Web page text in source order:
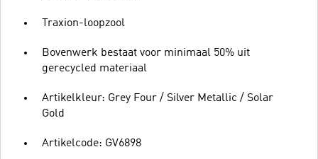
Traxion-loopzool
Bovenwerk bestaat voor minimaal 50% uit
gerecycled materiaal
Artikelkleur: Grey Four / Silver Metallic / Solar
Gold
Artikelcode: GV6898